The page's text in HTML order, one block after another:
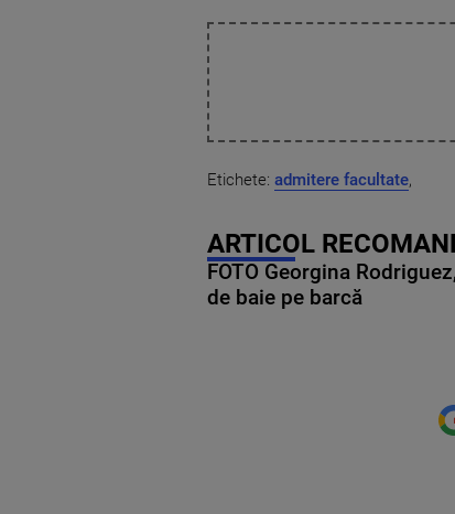
Etichete: admitere facultate,
ARTICOL
FOTO Georgina
de baie pe barcă